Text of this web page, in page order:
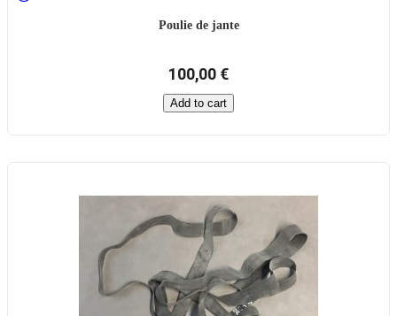
Poulie de jante
100,00 €
Add to cart